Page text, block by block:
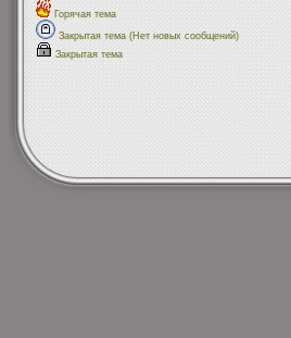
Горячая тема
Закрытая тема (Нет новых сообщений)
Закрытая тема